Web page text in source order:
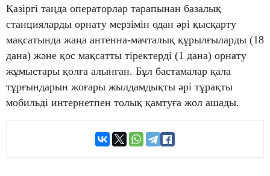
Қазіргі таңда операторлар тарапынан базалық
станцияларды орнату мерзімін одан әрі қысқарту
мақсатында жаңа антенна-мачталық құрылғыларды (18
дана) және қос мақсатты тіректерді (1 дана) орнату
жұмыстары қолға алынған. Бұл бастамалар қала
тұрғындарын жоғары жылдамдықты әрі тұрақты
мобильді интернетпен толық қамтуға жол ашады.